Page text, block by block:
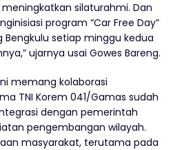
silaturahmi. Dan
program “Car Free Day”
Bengkulu setiap minggu kedua
ujarnya usai Gowes Bareng.
memang kolaborasi
TNI Korem 041/Gamas sudah
dengan pemerintah
pengembangan wilayah.
masyarakat, terutama pada